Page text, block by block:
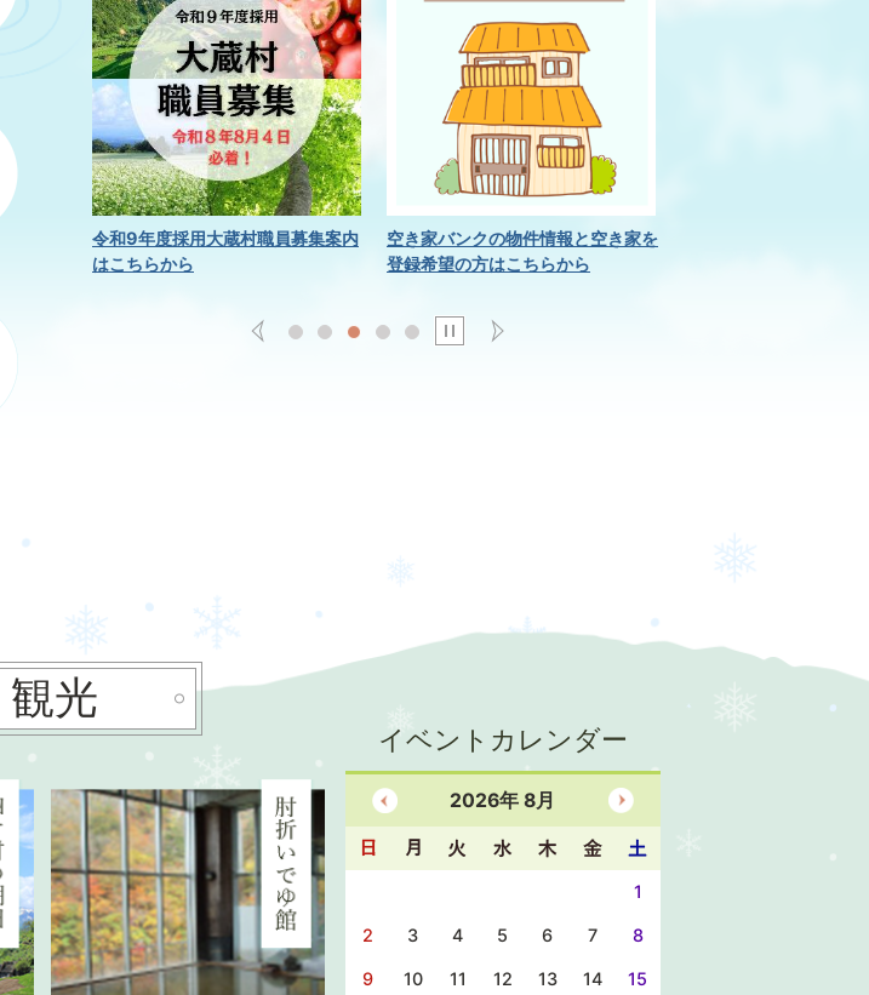
目
の
ス
ラ
イ
ド
令和9年度採用大蔵村職員募集案内
はこちらから
空き家バンクの物件情報と空き家を
登録希望の方はこちらから
観光
3
枚
目
の
ス
ラ
イ
ド
イベントカレンダー
2026年8月
1
2 3 4 5 6 7 8
9 10 11 12 13 14 15